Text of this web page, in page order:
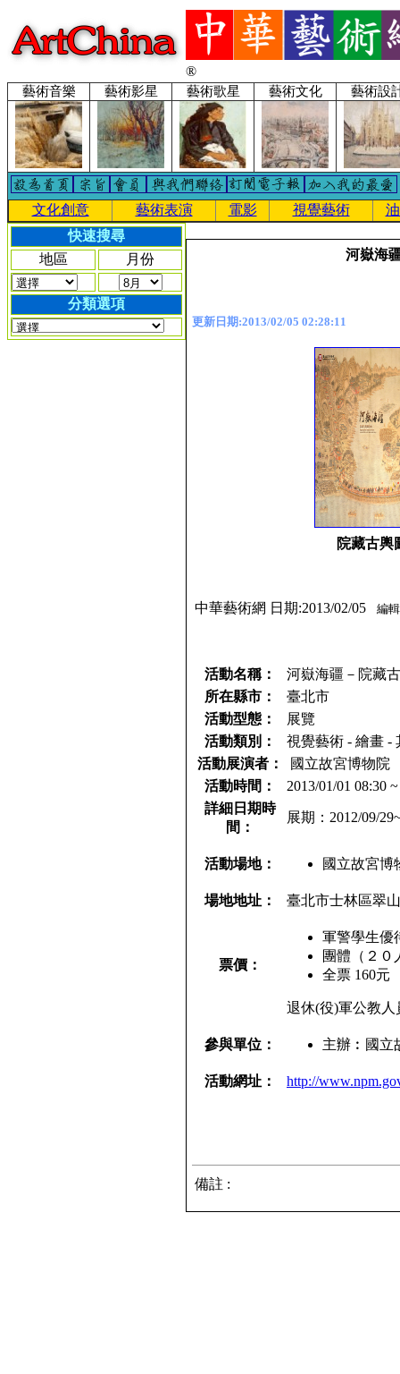
®
藝術音樂 藝術影星 藝術歌星 藝術文化 藝術設
文化創意 藝術表演 電影 視覺藝術
快速搜尋
地區
月份
分類選項
河嶽海
更新日期:2013/02/05 02:28:11
院藏古輿
中華藝術網 日期:2013/02/05 編
活動名稱：
河嶽海疆－院藏
所在縣市：
臺北市
活動型態：
展覽
活動類別：
視覺藝術 - 繪畫 -
活動展演者：
國立故宮博物院
活動時間：
2013/01/01 08:30
詳細日期時
間：
展期：2012/09/
活動場地： 國立故宮博
場地地址： 臺北市士林區翠
票價：
軍警學生優
團體（２０
全票 160元
退休(役)軍公教
參與單位： 主辦︰國立
活動網址： http://
備註 :